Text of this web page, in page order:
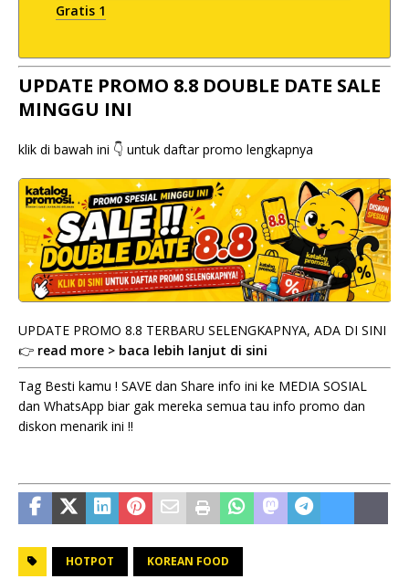
Gratis 1
UPDATE PROMO 8.8 DOUBLE DATE SALE
MINGGU INI
klik di bawah ini 👇 untuk daftar promo lengkapnya
UPDATE PROMO 8.8 TERBARU SELENGKAPNYA, ADA DI SINI
👉 read more > baca lebih lanjut di sini
Tag Besti kamu ! SAVE dan Share info ini ke MEDIA SOSIAL
dan WhatsApp biar gak mereka semua tau info promo dan
diskon menarik ini !!
HOTPOT KOREAN FOOD